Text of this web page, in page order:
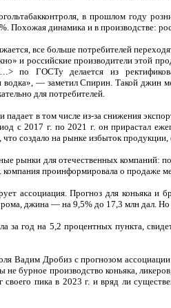
в прошлом году
Похожая динамика и в производстве:
все больше потребителей
и российские производители этой
по ГОСТу делается из
водка», — заметил Спирин. Такой джин
для потребителей.
падает в том числе из-за снижения
с 2017 г. по 2021 г. он прирастал
что создало на рынке избыток
рынки для отечественных
проинформировала о продаже
ассоциация. Прогноз для коньяка
джина — на 9,5% до 17,3 млн дал.
год на 5,2 процентных пункта,
Вадим Дробиз с прогнозом
бурное производство коньяка,
пика в 2023 г. и вряд ли